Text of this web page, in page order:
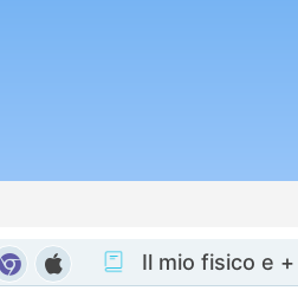
Il mio fisico e +